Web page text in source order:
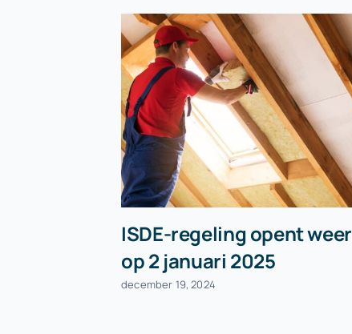
ISDE-regeling opent weer
op 2 januari 2025
december 19, 2024